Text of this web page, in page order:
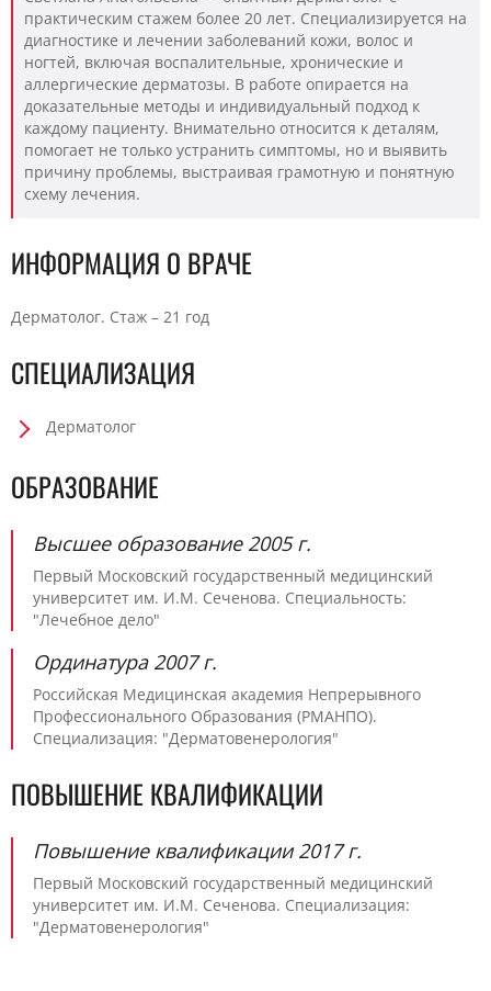
практическим стажем более 20 лет. Специализируется на
диагностике и лечении заболеваний кожи, волос и
ногтей, включая воспалительные, хронические и
аллергические дерматозы. В работе опирается на
доказательные методы и индивидуальный подход к
каждому пациенту. Внимательно относится к деталям,
помогает не только устранить симптомы, но и выявить
причину проблемы, выстраивая грамотную и понятную
схему лечения.
ИНФОРМАЦИЯ О ВРАЧЕ
Дерматолог. Стаж – 21 год
СПЕЦИАЛИЗАЦИЯ
Дерматолог
ОБРАЗОВАНИЕ
Высшее образование 2005 г.
Первый Московский государственный медицинский
университет им. И.М. Сеченова. Специальность:
"Лечебное дело"
Ординатура 2007 г.
Российская Медицинская академия Непрерывного
Профессионального Образования (РМАНПО).
Специализация: "Дерматовенерология"
ПОВЫШЕНИЕ КВАЛИФИКАЦИИ
Повышение квалификации 2017 г.
Первый Московский государственный медицинский
университет им. И.М. Сеченова. Специализация:
"Дерматовенерология"